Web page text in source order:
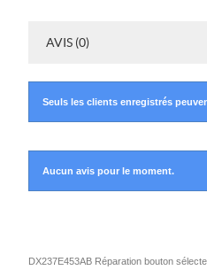
AVIS (0)
Seuls les clients enregistrés
Aucun avis pour le moment.
DX237E453AB Réparation bouton